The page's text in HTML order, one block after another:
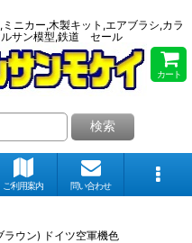
ニカー,木製キット,エアブラシ,カラ
ルサン模型,鉄道 セール
カート
検索
ご利用案内 問い合わせ
ラウン) ドイツ空軍機色